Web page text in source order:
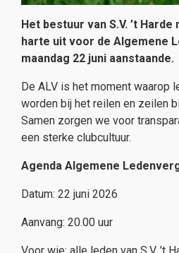
Het bestuur van S.V. ’t
harte uit voor de Algemene
maandag 22 juni aanstaande.
De ALV is het moment waarop
worden bij het reilen en zeilen
Samen zorgen we voor
een sterke clubcultuur.
Agenda Algemene
Datum​​: 22 juni 2026
Aanvang​: 20.00 uur